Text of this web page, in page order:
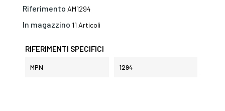
Riferimento AM1294
In magazzino 11 Articoli
RIFERIMENTI SPECIFICI
MPN 1294